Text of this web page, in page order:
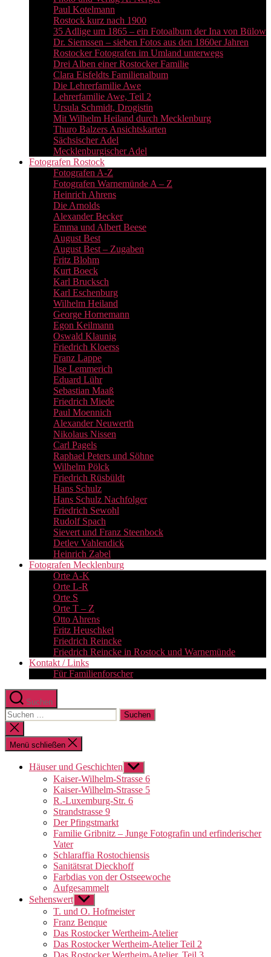
Paul Kotelmann
Rostock kurz nach 1900
35 Adlige um 1865 – ein Fotoalbum der Ina von Bülow
Dr. Siemssen – sieben Fotos aus den 1860er Jahren
Rostocker Fotografen im Umland unterwegs
Drei Alben einer Rostocker Familie
Clara Eisfeldts Familienalbum
Die Lehrerfamilie Awe
Lehrerfamilie Awe, Teil 2
Ursula Schmidt, Drogistin
Mit Wilhelm Heiland durch Mecklenburg
Thuro Balzers Ansichtskarten
Sächsischer Adel
Mecklenburgischer Adel
Fotografen Rostock
Fotografen A-Z
Fotografen Warnemünde A – Z
Heinrich Ahrens
Die Arnolds
Alexander Becker
Emma und Albert Beese
August Best
August Best – Zugaben
Fritz Blohm
Kurt Boeck
Karl Brucksch
Karl Eschenburg
Wilhelm Heiland
George Hornemann
Egon Keilmann
Oswald Klaunig
Friedrich Kloerss
Franz Lappe
Ilse Lemmerich
Eduard Lühr
Sebastian Maaß
Friedrich Miede
Paul Moennich
Alexander Neuwerth
Nikolaus Nissen
Carl Pagels
Raphael Peters und Söhne
Wilhelm Pölck
Friedrich Rüsbüldt
Hans Schulz
Hans Schulz Nachfolger
Friedrich Sewohl
Rudolf Spach
Sievert und Franz Steenbock
Detlev Vahlendick
Heinrich Zabel
Fotografen Mecklenburg
Orte A-K
Orte L-R
Orte S
Orte T – Z
Otto Ahrens
Fritz Heuschkel
Friedrich Reincke
Friedrich Reincke in Rostock und Warnemünde
Kontakt / Links
Für Familienforscher
Suchen
Suchen
nach:
Suche
schließen
Menü schließen
Häuser und Geschichten Untermenü
anzeigen
Kaiser-Wilhelm-Strasse 6
Kaiser-Wilhelm-Strasse 5
R.-Luxemburg-Str. 6
Strandstrasse 9
Der Pfingstmarkt
Familie Gribnitz – Junge Fotografin und erfinderischer
Vater
Schlaraffia Rostochiensis
Sanitätsrat Dieckhoff
Farbdias von der Ostseewoche
Aufgesammelt
Sehenswert Untermenü
anzeigen
T. und O. Hofmeister
Franz Benque
Das Rostocker Wertheim-Atelier
Das Rostocker Wertheim-Atelier Teil 2
Das Rostocker Wertheim-Atelier, Teil 3